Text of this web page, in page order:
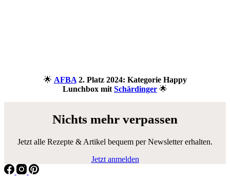
🌟 AFBA2. Platz 2024: Kategorie Happy
Lunchbox mit Schärdinger 🌟
Nichts mehr verpassen
Jetzt alle Rezepte & Artikel bequem per Newsletter erhalten.
Jetzt anmelden